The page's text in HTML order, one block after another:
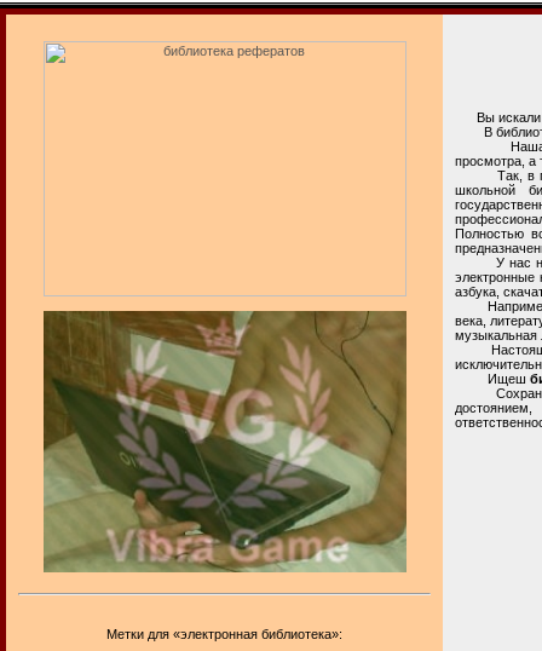
Метки для «электронная библиотека»:
Вы искали
В
Наша
просмотра, а
Так, в
школьной
Полностью
У нас на
электронные
азбука,
Например,
века,
музыкальная
Настоящая
Ищеш